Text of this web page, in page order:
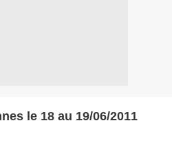
le 18 au 19/06/2011